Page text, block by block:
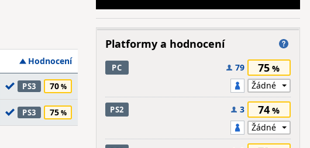
Hodnocení
PS3 70
PS3 75
Platformy a hodnocení
PC 79 75
PS2 3 74